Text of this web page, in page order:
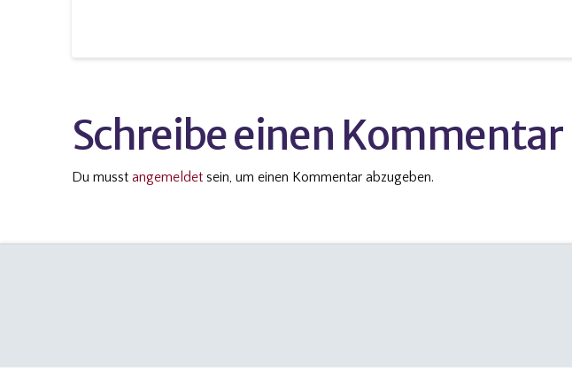
Schreibe einen Kommentar
Du musst angemeldetsein, um einen Kommentar abzugeben.